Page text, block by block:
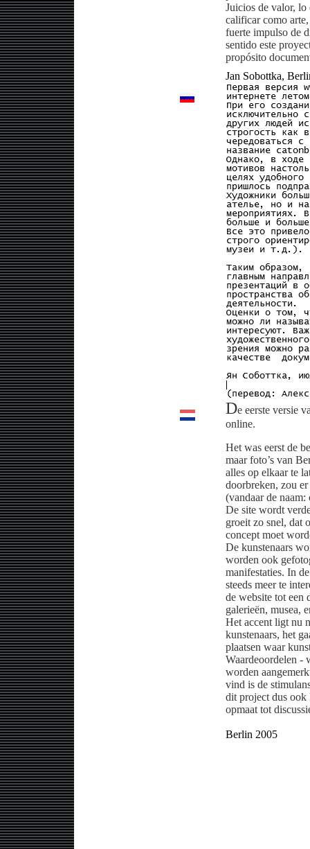
Juicios de valor, lo
calificar como
fuerte impulso de
sentido este
propósito
Jan Sobottka,
De eerste versie
online.
Het was eerst de
maar foto’s van
alles op elkaar te
doorbreken, zou
(vandaar de
De site wordt
groeit zo snel, dat
concept moet
De kunstenaars
worden ook
manifestaties. In
steeds meer te
de website tot een
galerieën, musea,
Het accent ligt nu
kunstenaars, het
plaatsen waar
Waardeoordelen -
worden
vind is de
dit project dus ook
opmaat tot
Berlin 2005